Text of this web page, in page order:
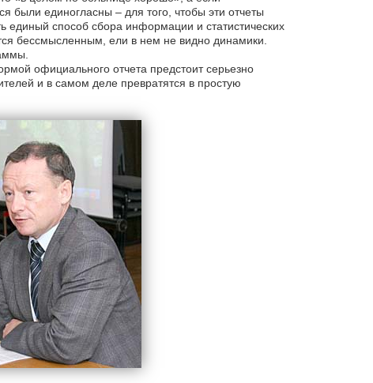
были единогласны – для того, чтобы эти отчеты
единый способ сбора информации и статистических
бессмысленным, ели в нем не видно динамики.
официального отчета предстоит серьезно
и в самом деле превратятся в простую